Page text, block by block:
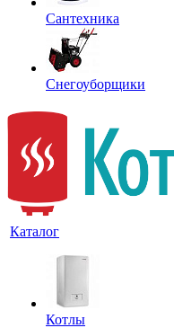
Сантехника
Снегоуборщики
Каталог
Котлы